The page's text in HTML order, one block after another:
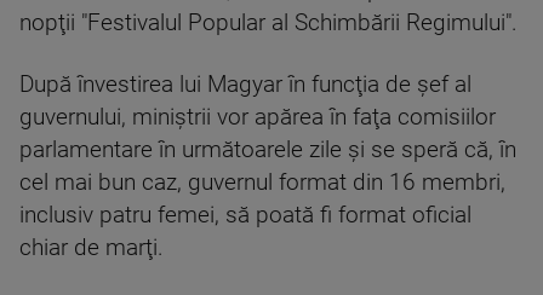
nopţii "Festivalul Popular al Schimbării Regimului".
După învestirea lui Magyar în funcţia de şef al
guvernului, miniştrii vor apărea în faţa comisiilor
parlamentare în următoarele zile şi se speră că, în
cel mai bun caz, guvernul format din 16 membri,
inclusiv patru femei, să poată fi format oficial
chiar de marţi.